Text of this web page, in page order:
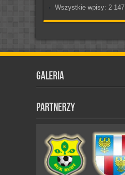
Wszystkie wpisy: 2 147
Galeria
Partnerzy